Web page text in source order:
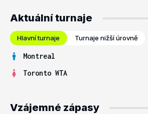
Aktuální turnaje
Hlavní turnaje Turnaje nižší úrovně
Montreal
Toronto WTA
Vzájemné zápasy